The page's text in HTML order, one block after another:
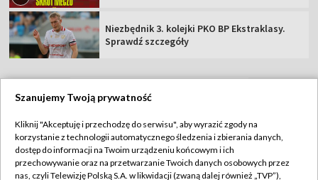
Niezbędnik 3. kolejki PKO BP Ekstraklasy.
Sprawdź szczegóły
Abonament TVP
Sklep TVP
Regulamin TVP
Polityka prywatności
Szanujemy Twoją prywatność
Kliknij "Akceptuję i przechodzę do serwisu", aby wyrazić zgody na
korzystanie z technologii automatycznego śledzenia i zbierania danych,
dostęp do informacji na Twoim urządzeniu końcowym i ich
przechowywanie oraz na przetwarzanie Twoich danych osobowych przez
nas, czyli Telewizję Polską S.A. w likwidacji (zwaną dalej również „TVP”),